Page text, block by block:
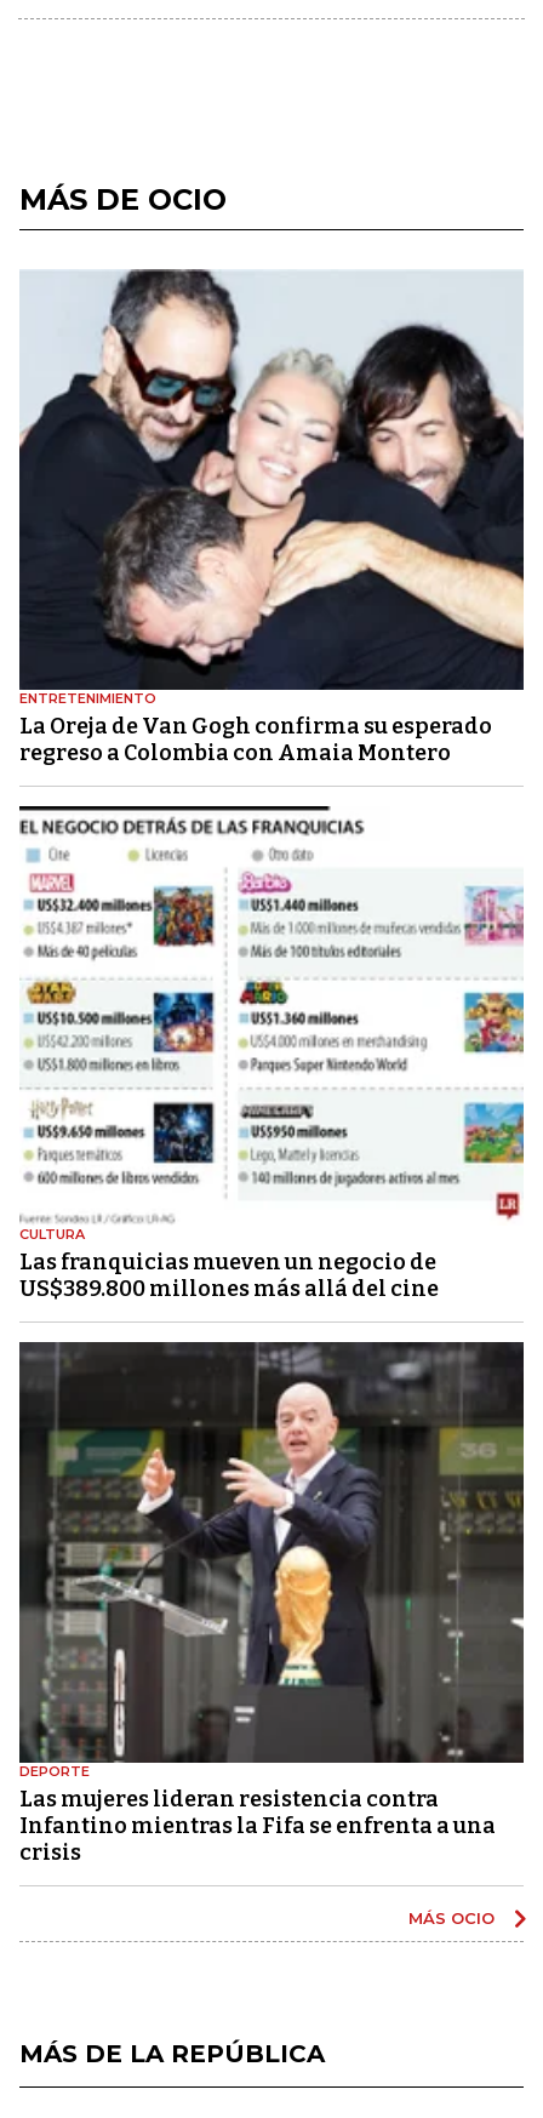
MÁS DE OCIO
ENTRETENIMIENTO
La Oreja de Van Gogh confirma su esperado
regreso a Colombia con Amaia Montero
CULTURA
Las franquicias mueven un negocio de
US$389.800 millones más allá del cine
DEPORTE
Las mujeres lideran resistencia contra
Infantino mientras la Fifa se enfrenta a una
crisis
MÁS OCIO
MÁS DE LA REPÚBLICA